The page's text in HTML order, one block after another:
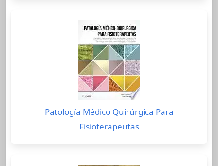
Patología Médico Quirúrgica Para
Fisioterapeutas